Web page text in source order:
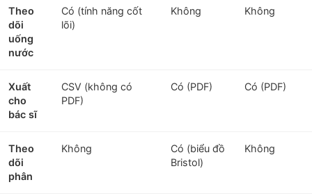
Theo
dõi
uống
nước
Có (tính năng cốt
lõi)
Không Không
Xuất
cho
bác sĩ
CSV (không có
PDF)
Có (PDF) Có (PDF)
Theo
dõi
phân
Không
Có (biểu đồ
Bristol)
Không